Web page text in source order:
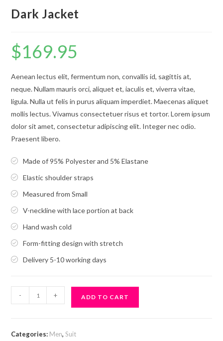
Dark Jacket
$169.95
Aenean lectus elit, fermentum non, convallis id, sagittis at,
neque. Nullam mauris orci, aliquet et, iaculis et, viverra vitae,
ligula. Nulla ut felis in purus aliquam imperdiet. Maecenas aliquet
mollis lectus. Vivamus consectetuer risus et tortor. Lorem ipsum
dolor sit amet, consectetur adipiscing elit. Integer nec odio.
Praesent libero.
Made of 95% Polyester and 5% Elastane
Elastic shoulder straps
Measured from Small
V-neckline with lace portion at back
Hand wash cold
Form-fitting design with stretch
Delivery 5-10 working days
Jacket
- + ADD TO CART
Categories: Men,Suit